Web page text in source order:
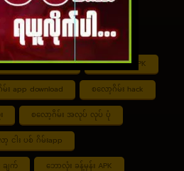
ငါး ဂိမ်း ငွေ အကောင် ဆုံး
ငါး ပစ် ဂိမ်း link
ငါး ပစ် ဂိမ်း ပိုက်ဆံ ရ စလော့ဂိမ်း APK
း app download စလော့ဂိမ်း hack
စလော့ဂိမ်း အလုပ် လုပ် ပုံ
ာ့ ငါး ပစ် ဂိမ်းapp
ချက် ဘောလုံး ခန့်မှန်း APK